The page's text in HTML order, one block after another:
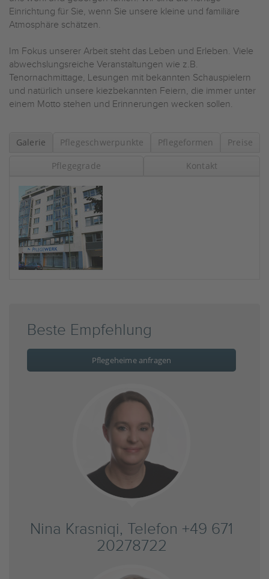
Einrichtung für Sie, wenn Sie unsere kleine und familiäre
Atmosphäre schätzen.
Im Fokus unserer Arbeit steht das Leben und Erleben. Viele
abwechslungsreiche Veranstaltungen wie z.B.
Tenornachmittage, Lesungen mit bekannten Schauspielern
und natürlich unsere kiezbekannten Feiern, die immer unter
einem Motto stehen und Erinnerungen wecken sollen.
Galerie Pflegeschwerpunkte Pflegeformen Preise
Pflegegrade Kontakt
Beste Empfehlung
Pflegeheime anfragen
Nina Krasniqi, Telefon +49 671
20278722